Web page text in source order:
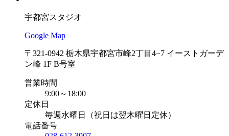
宇都宮スタジオ
Google Map
〒321-0942 栃木県宇都宮市峰2丁目4−7 イーストガーデ
ン峰 1F B号室
営業時間
9:00～18:00
定休日
毎週水曜日（祝日は翌木曜日定休）
電話番号